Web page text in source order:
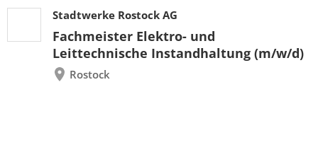
Stadtwerke Rostock AG
Fachmeister Elektro- und
Leittechnische Instandhaltung (m/w/d)
Rostock